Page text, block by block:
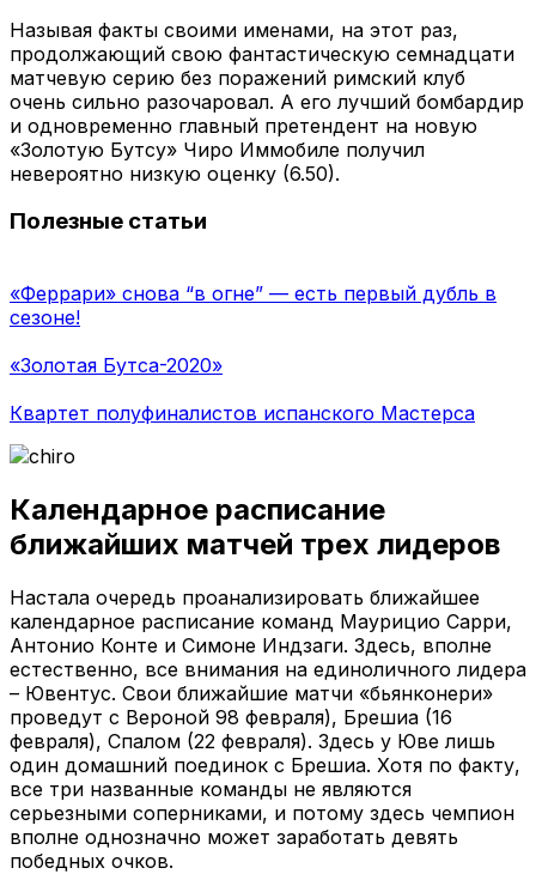
Называя факты своими именами, на этот раз,
продолжающий свою фантастическую семнадцати
матчевую серию без поражений римский клуб
очень сильно разочаровал. А его лучший бомбардир
и одновременно главный претендент на новую
«Золотую Бутсу» Чиро Иммобиле получил
невероятно низкую оценку (6.50).
Полезные статьи
«Феррари» снова “в огне” — есть первый дубль в
сезоне!
«Золотая Бутса-2020»
Квартет полуфиналистов испанского Мастерса
Календарное расписание
ближайших матчей трех лидеров
Настала очередь проанализировать ближайшее
календарное расписание команд Маурицио Сарри,
Антонио Конте и Симоне Индзаги. Здесь, вполне
естественно, все внимания на единоличного лидера
– Ювентус. Свои ближайшие матчи «бьянконери»
проведут с Вероной 98 февраля), Брешиа (16
февраля), Спалом (22 февраля). Здесь у Юве лишь
один домашний поединок с Брешиа. Хотя по факту,
все три названные команды не являются
серьезными соперниками, и потому здесь чемпион
вполне однозначно может заработать девять
победных очков.